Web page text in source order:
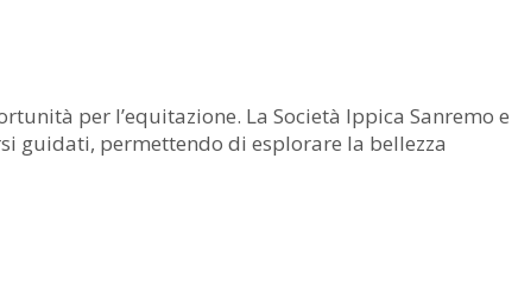
per l’equitazione. La Società Ippica Sanremo e
guidati, permettendo di esplorare la bellezza